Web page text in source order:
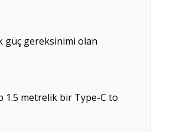
güç gereksinimi olan
1.5 metrelik bir Type-C to